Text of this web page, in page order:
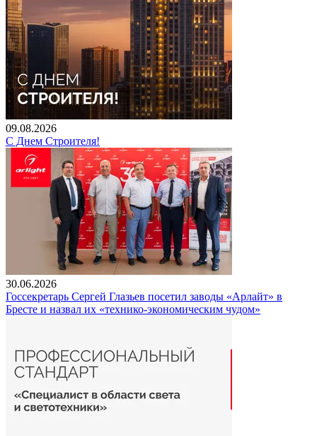
09.08.2026
С Днем Строителя!
30.06.2026
Госсекретарь Сергей Глазьев посетил заводы «Арлайт» в
Бресте и назвал их «технико-экономическим чудом»